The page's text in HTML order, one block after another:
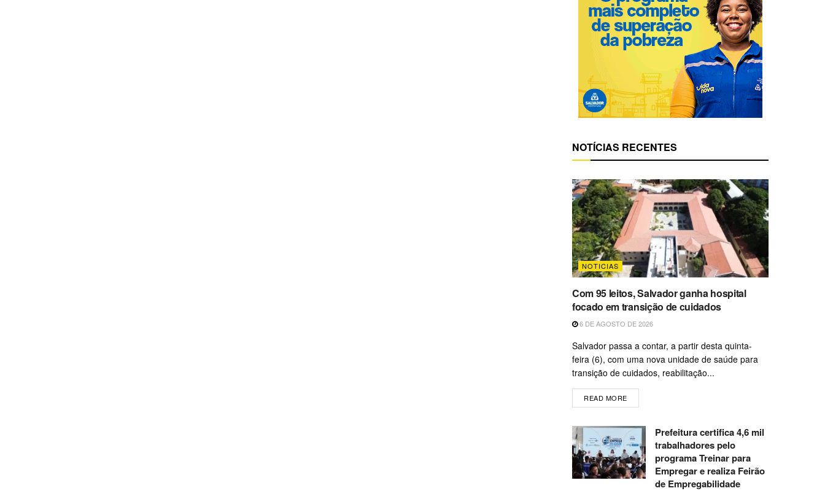
NOTÍCIAS RECENTES
NOTICIAS
Com 95 leitos, Salvador ganha hospital
focado em transição de cuidados
6 DE AGOSTO DE 2026
Salvador passa a contar, a partir desta quinta-
feira (6), com uma nova unidade de saúde para
transição de cuidados, reabilitação...
READ MORE
Prefeitura certifica 4,6 mil
trabalhadores pelo
programa Treinar para
Empregar e realiza Feirão
de Empregabilidade